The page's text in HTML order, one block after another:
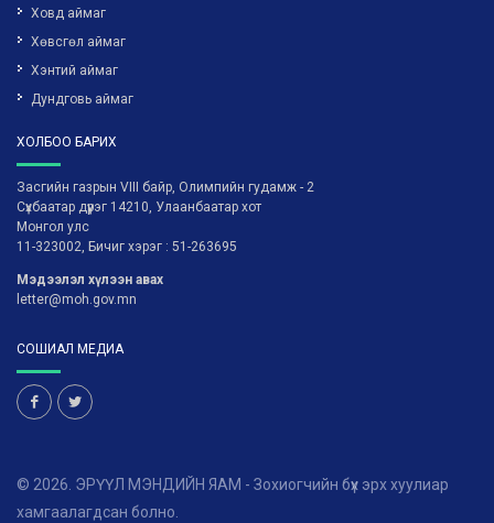
Ховд аймаг
Хөвсгөл аймаг
Хэнтий аймаг
Дундговь аймаг
ХОЛБОО БАРИХ
Засгийн газрын VIII байр, Олимпийн гудамж - 2
Сүхбаатар дүүрэг 14210, Улаанбаатар хот
Монгол улс
11-323002, Бичиг хэрэг : 51-263695
Мэдээлэл хүлээн авах
letter@moh.gov.mn
СОШИАЛ МЕДИА
© 2026. ЭРҮҮЛ МЭНДИЙН ЯАМ - Зохиогчийн бүх эрх хуулиар
хамгаалагдсан болно.